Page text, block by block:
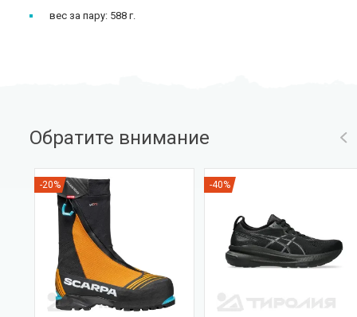
вес за пару: 588 г.
Обратите внимание
-20% -40%